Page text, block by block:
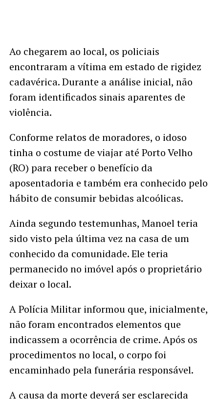
Ao chegarem ao local, os policiais
encontraram a vítima em estado de rigidez
cadavérica. Durante a análise inicial, não
foram identificados sinais aparentes de
violência.
Conforme relatos de moradores, o idoso
tinha o costume de viajar até Porto Velho
(RO) para receber o benefício da
aposentadoria e também era conhecido pelo
hábito de consumir bebidas alcoólicas.
Ainda segundo testemunhas, Manoel teria
sido visto pela última vez na casa de um
conhecido da comunidade. Ele teria
permanecido no imóvel após o proprietário
deixar o local.
A Polícia Militar informou que, inicialmente,
não foram encontrados elementos que
indicassem a ocorrência de crime. Após os
procedimentos no local, o corpo foi
encaminhado pela funerária responsável.
A causa da morte deverá ser esclarecida